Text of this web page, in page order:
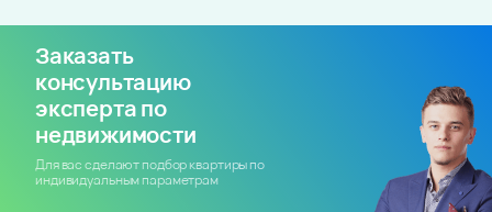
Заказать
консультацию
эксперта по
недвижимости
Для вас сделают подбор квартиры по
индивидуальным параметрам